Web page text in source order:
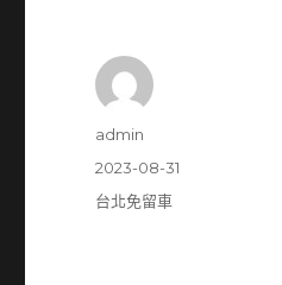
作
admin
發
佈
2023-08-31
分
台北免留車